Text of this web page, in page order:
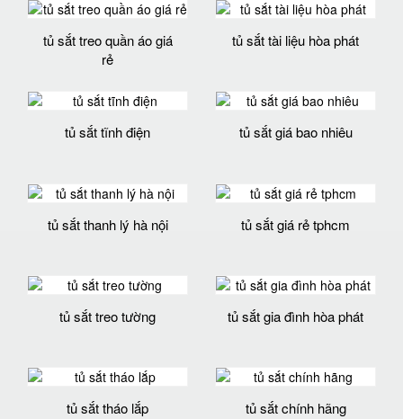
tủ sắt treo quần áo giá
rẻ
tủ sắt tài liệu hòa phát
tủ sắt tĩnh điện tủ sắt giá bao nhiêu
tủ sắt thanh lý hà nội tủ sắt giá rẻ tphcm
tủ sắt treo tường tủ sắt gia đình hòa phát
tủ sắt tháo lắp tủ sắt chính hãng